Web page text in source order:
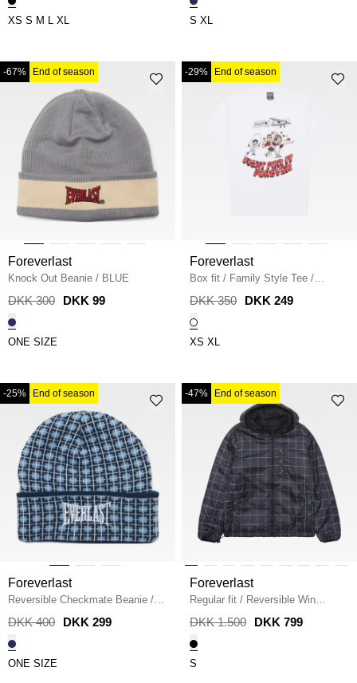
XS S M L XL S XL
-67% End of season
Foreverlast
Knock Out Beanie / BLUE
DKK 300 DKK 99
ONE SIZE
-29% End of season
Foreverlast
Box fit / Family Style Tee /
WHITE
DKK 350 DKK 249
XS XL
-25% End of season
Foreverlast
Reversible Checkmate Beanie /
TOTAL ECLIPSE
DKK 400 DKK 299
ONE SIZE
-47% End of season
Foreverlast
Regular fit / Reversible Win
Breaker / BLACK BEAUTY
DKK 1.500 DKK 799
S